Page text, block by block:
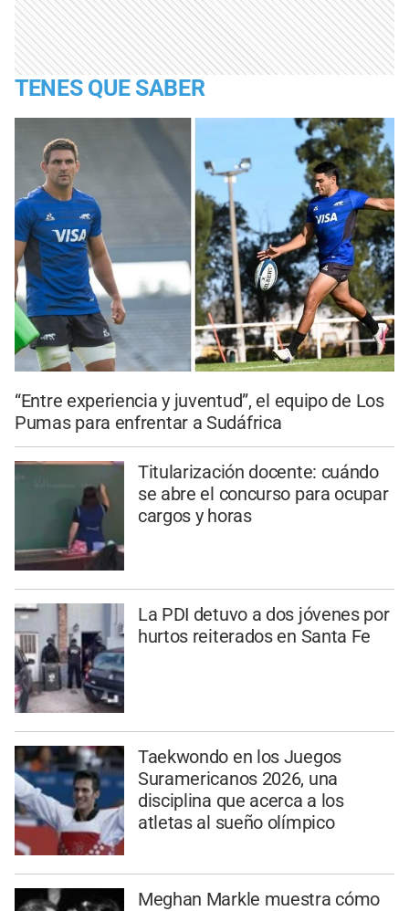
TENES QUE SABER
“Entre experiencia y juventud”, el equipo de Los
Pumas para enfrentar a Sudáfrica
Titularización docente: cuándo
se abre el concurso para ocupar
cargos y horas
La PDI detuvo a dos jóvenes por
hurtos reiterados en Santa Fe
Taekwondo en los Juegos
Suramericanos 2026, una
disciplina que acerca a los
atletas al sueño olímpico
Meghan Markle muestra cómo